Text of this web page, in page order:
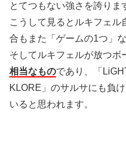
とてつもない強さを誇りま
こうして見るとルキフェ
合もまた「ゲームの1つ」
そしてルキフェルが放つボ
相当なものであり、「
KLORE」のサルサにも負
いると思われます。